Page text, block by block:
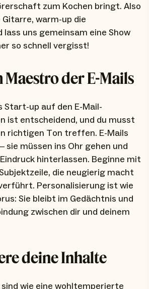
zum Kochen bringt. Also
warm-up die
uns gemeinsam eine Show
so schnell vergisst!
Maestro der E-Mails
Start-up auf den E-Mail-
ist entscheidend, und du musst
richtigen Ton treffen. E-Mails
sie müssen ins Ohr gehen und
hinterlassen. Beginne mit
die neugierig macht
Personalisierung ist wie
Sie bleibt im Gedächtnis und
zwischen dir und deinem
deine Inhalte
wie eine wohltemperierte